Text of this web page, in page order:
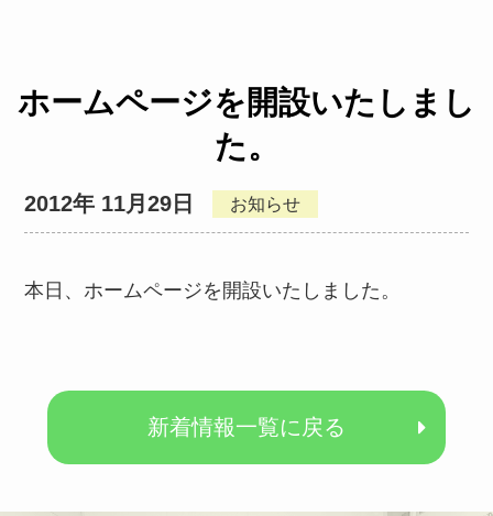
ホームページを開設いたしまし
た。
2012年 11月29日 お知らせ
本日、ホームページを開設いたしました。
新着情報一覧に戻る